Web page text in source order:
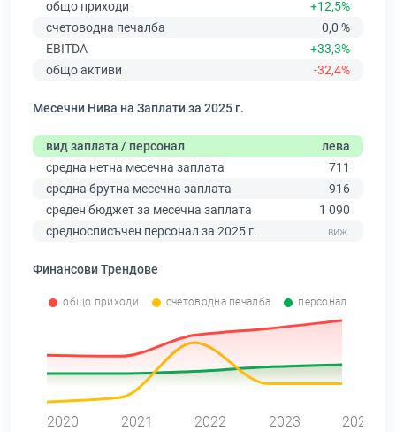
общо приходи
+12,5%
счетоводна печалба
0,0 %
EBITDA
+33,3%
общо активи
-32,4%
Месечни Нива на Заплати за 2025 г.
вид заплата / персонал
лева
средна нетна месечна заплата
711
средна брутна месечна заплата
916
среден бюджет за месечна заплата
1 090
средносписъчен персонал за 2025 г.
Финансови Трендове
общо приходи счетоводна печалба персонал
2020 2021 2022 2023 2024